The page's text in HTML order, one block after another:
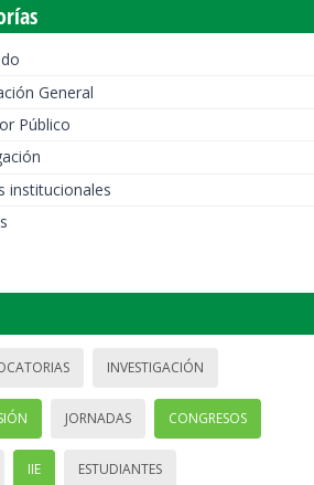
General
Público
institucionales
INVESTIGACIÓN
JORNADAS CONGRESOS
IIE ESTUDIANTES